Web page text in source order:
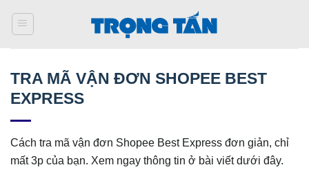
qua
TRA MÃ VẬN ĐƠN SHOPEE BEST
EXPRESS
Cách tra mã vận đơn Shopee Best Express đơn giản, chỉ
mất 3p của bạn. Xem ngay thông tin ở bài viết dưới đây.